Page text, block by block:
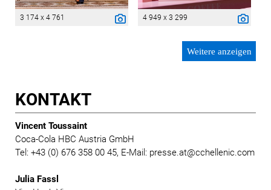
3 174 x 4 761 4 949 x 3 299
Weitere anzeigen
KONTAKT
Vincent Toussaint
Coca-Cola HBC Austria GmbH
Tel: +43 (0) 676 358 00 45, E-Mail: presse.at@cchellenic.com
Julia Fassl